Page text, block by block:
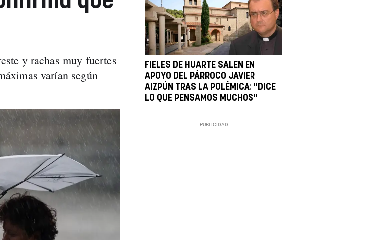
y rachas muy fuertes
varían según
FIELES DE HUARTE SALEN EN
APOYO DEL PÁRROCO JAVIER
AIZPÚN TRAS LA POLÉMICA: "DICE
LO QUE PENSAMOS MUCHOS"